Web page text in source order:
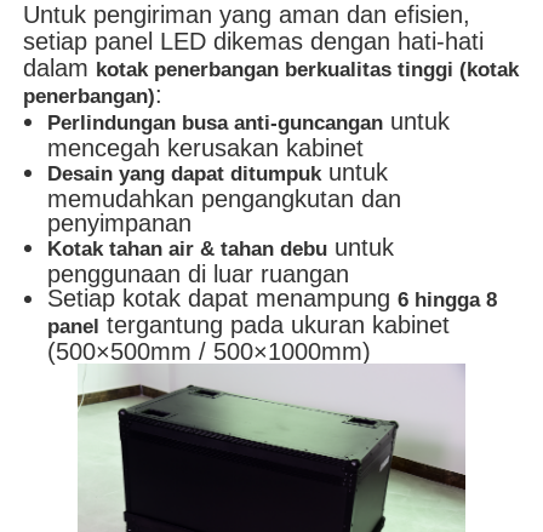
Untuk pengiriman yang aman dan efisien,
setiap panel LED dikemas dengan hati-hati
dalam kotak penerbangan berkualitas tinggi (kotak
penerbangan):
Perlindungan busa anti-guncangan untuk
mencegah kerusakan kabinet
Desain yang dapat ditumpuk untuk
memudahkan pengangkutan dan
penyimpanan
Kotak tahan air & tahan debu untuk
penggunaan di luar ruangan
Setiap kotak dapat menampung6 hingga 8
panel tergantung pada ukuran kabinet
(500×500mm / 500×1000mm)